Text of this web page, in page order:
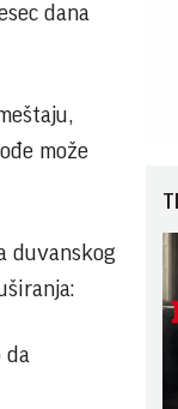
dana
može
duvanskog
da